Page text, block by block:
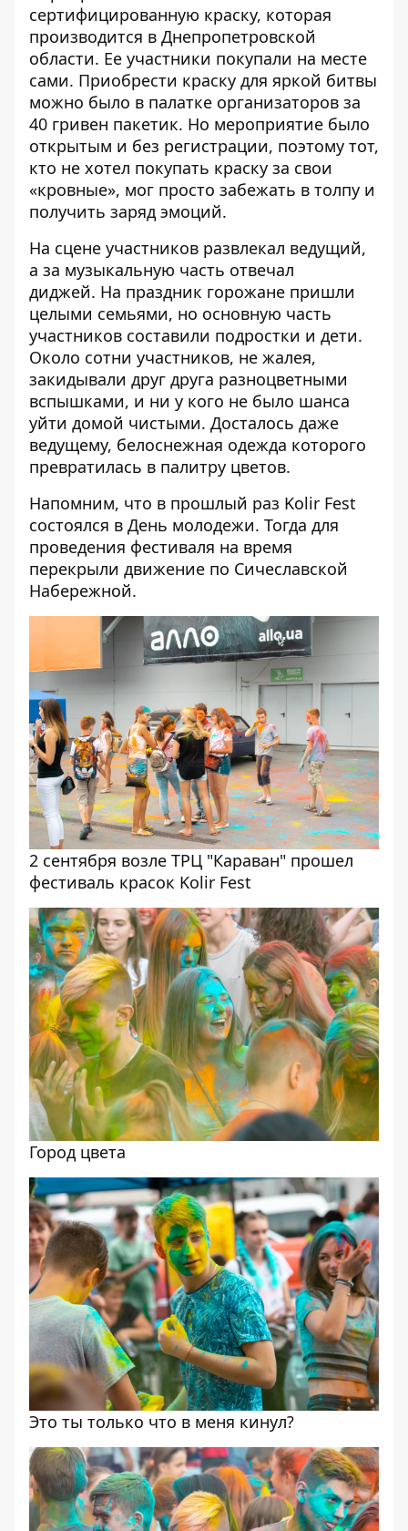
сертифицированную краску, которая
производится в Днепропетровской
области. Ее участники покупали на месте
сами. Приобрести краску для яркой битвы
можно было в палатке организаторов за
40 гривен пакетик. Но мероприятие было
открытым и без регистрации, поэтому тот,
кто не хотел покупать краску за свои
«кровные», мог просто забежать в толпу и
получить заряд эмоций.
На сцене участников развлекал ведущий,
а за музыкальную часть отвечал
диджей. На праздник горожане пришли
целыми семьями, но основную часть
участников составили подростки и дети.
Около сотни участников, не жалея,
закидывали друг друга разноцветными
вспышками, и ни у кого не было шанса
уйти домой чистыми. Досталось даже
ведущему, белоснежная одежда которого
превратилась в палитру цветов.
Напомним, что в прошлый раз Kolir Fest
состоялся в День молодежи. Тогда для
проведения фестиваля на время
перекрыли движение по Сичеславской
Набережной.
2 сентября возле ТРЦ "Караван" прошел
фестиваль красок Kolir Fest
Город цвета
Это ты только что в меня кинул?